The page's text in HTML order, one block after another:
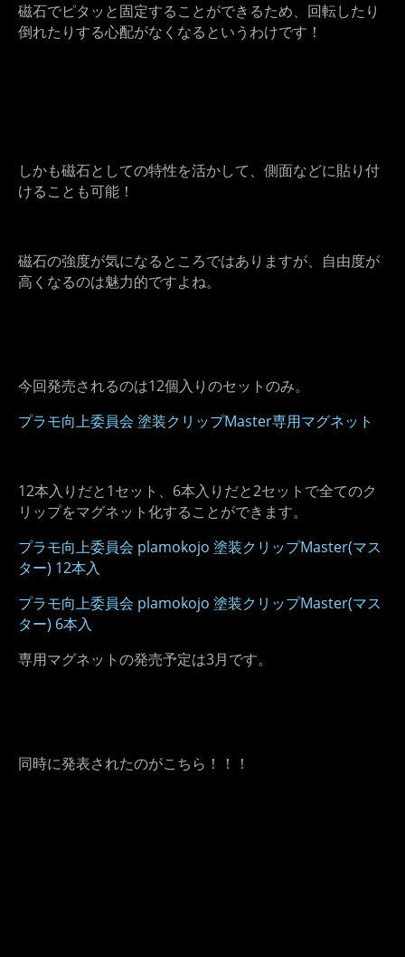
磁石でピタッと固定することができるため、回転したり
倒れたりする心配がなくなるというわけです！
しかも磁石としての特性を活かして、側面などに貼り付
けることも可能！
磁石の強度が気になるところではありますが、自由度が
高くなるのは魅力的ですよね。
今回発売されるのは12個入りのセットのみ。
プラモ向上委員会 塗装クリップMaster専用マグネット
12本入りだと1セット、6本入りだと2セットで全てのク
リップをマグネット化することができます。
プラモ向上委員会 plamokojo 塗装クリップMaster(マス
ター) 12本入
プラモ向上委員会 plamokojo 塗装クリップMaster(マス
ター) 6本入
専用マグネットの発売予定は3月です。
同時に発表されたのがこちら！！！